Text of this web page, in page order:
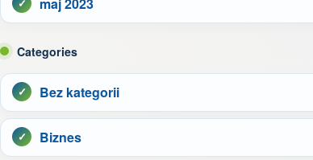
maj 2023
Categories
Bez kategorii
Biznes